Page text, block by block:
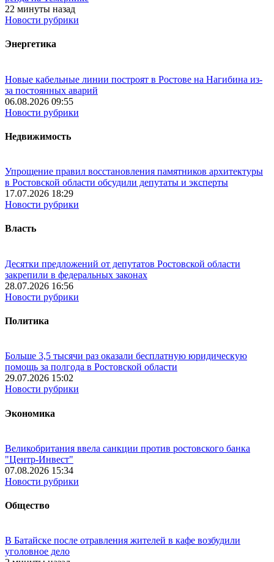
22 минуты назад
Новости рубрики
Энергетика
Новые кабельные линии построят в Ростове на Нагибина из-
за постоянных аварий
06.08.2026 09:55
Новости рубрики
Недвижимость
Упрощение правил восстановления памятников архитектуры
в Ростовской области обсудили депутаты и эксперты
17.07.2026 18:29
Новости рубрики
Власть
Десятки предложений от депутатов Ростовской области
закрепили в федеральных законах
28.07.2026 16:56
Новости рубрики
Политика
Больше 3,5 тысячи раз оказали бесплатную юридическую
помощь за полгода в Ростовской области
29.07.2026 15:02
Новости рубрики
Экономика
Великобритания ввела санкции против ростовского банка
"Центр-Инвест"
07.08.2026 15:34
Новости рубрики
Общество
В Батайске после отравления жителей в кафе возбудили
уголовное дело